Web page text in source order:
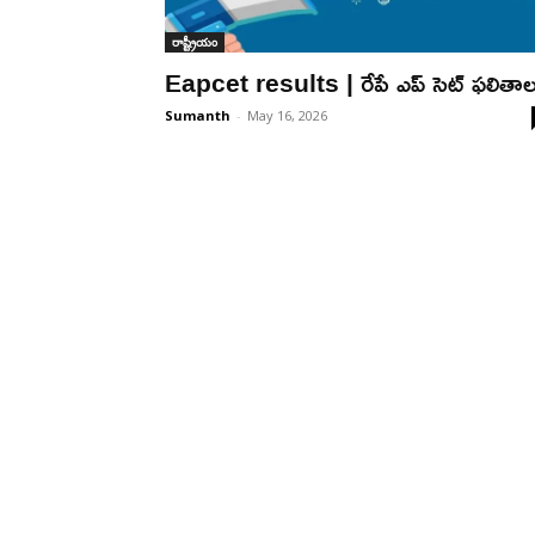
రాష్ట్రీయం
Eapcet results | రేపే ఎప్ సెట్
Sumanth - May 16, 2026